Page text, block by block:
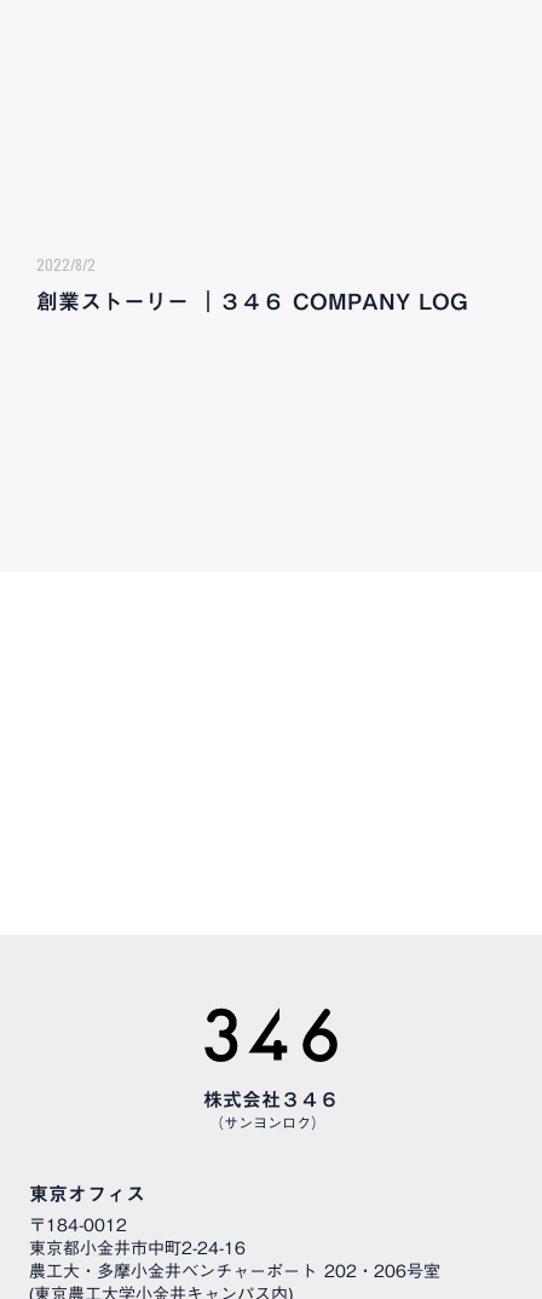
2022/8/2
創業ストーリー ｜３４６ COMPANY LOG
株式会社３４６
（サンヨンロク）
東京オフィス
〒184-0012
東京都小金井市中町2-24-16
農工大・多摩小金井ベンチャーポート 202・206号室